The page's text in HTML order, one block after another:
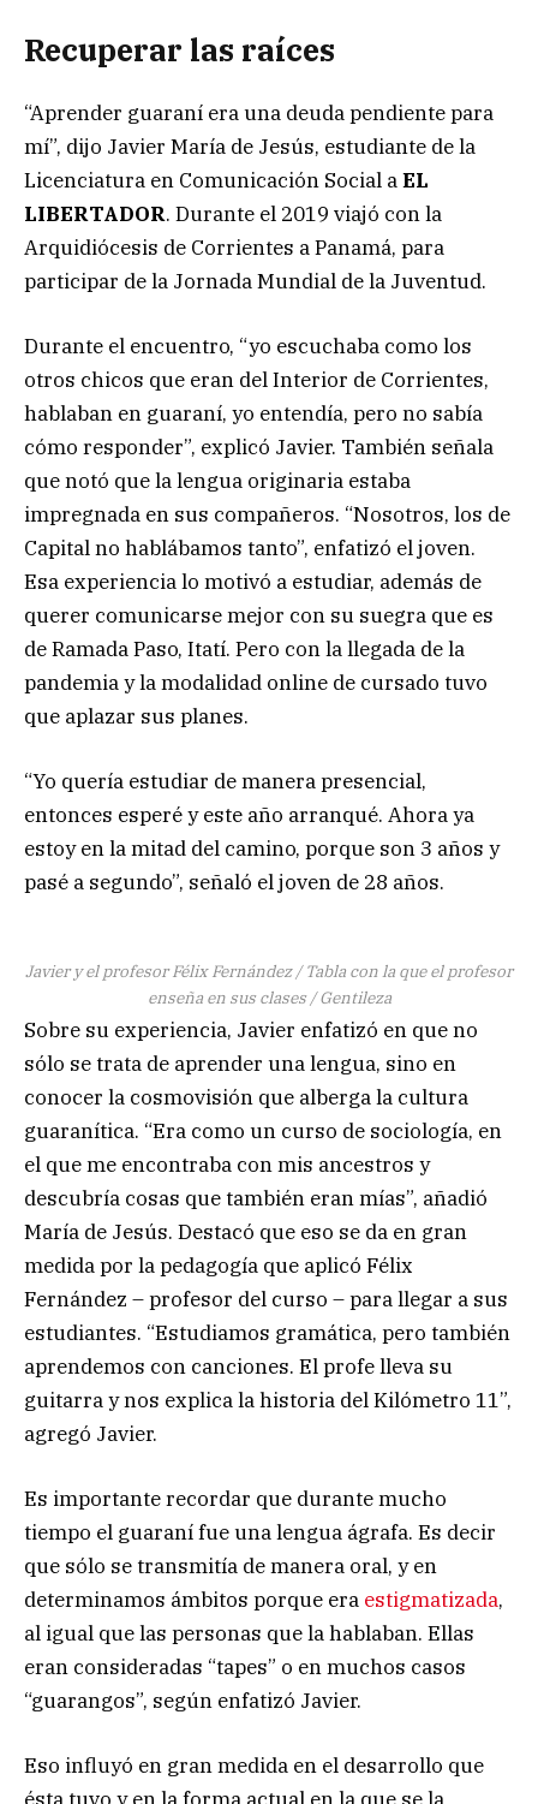
Recuperar las raíces
“Aprender guaraní era una deuda pendiente para
mí”, dijo Javier María de Jesús, estudiante de la
Licenciatura en Comunicación Social aEL
LIBERTADOR. Durante el 2019 viajó con la
Arquidiócesis de Corrientes a Panamá, para
participar de la Jornada Mundial de la Juventud.
Durante el encuentro, “yo escuchaba como los
otros chicos que eran del Interior de Corrientes,
hablaban en guaraní, yo entendía, pero no sabía
cómo responder”, explicó Javier. También señala
que notó que la lengua originaria estaba
impregnada en sus compañeros. “Nosotros, los de
Capital no hablábamos tanto”, enfatizó el joven.
Esa experiencia lo motivó a estudiar, además de
querer comunicarse mejor con su suegra que es
de Ramada Paso, Itatí. Pero con la llegada de la
pandemia y la modalidad online de cursado tuvo
que aplazar sus planes.
“Yo quería estudiar de manera presencial,
entonces esperé y este año arranqué. Ahora ya
estoy en la mitad del camino, porque son 3 años y
pasé a segundo”, señaló el joven de 28 años.
Javier y el profesor Félix Fernández / Tabla con la que el profesor
enseña en sus clases / Gentileza
Sobre su experiencia, Javier enfatizó en que no
sólo se trata de aprender una lengua, sino en
conocer la cosmovisión que alberga la cultura
guaranítica. “Era como un curso de sociología, en
el que me encontraba con mis ancestros y
descubría cosas que también eran mías”, añadió
María de Jesús. Destacó que eso se da en gran
medida por la pedagogía que aplicó Félix
Fernández – profesor del curso – para llegar a sus
estudiantes. “Estudiamos gramática, pero también
aprendemos con canciones. El profe lleva su
guitarra y nos explica la historia del Kilómetro 11”,
agregó Javier.
Es importante recordar que durante mucho
tiempo el guaraní fue una lengua ágrafa. Es decir
que sólo se transmitía de manera oral, y en
determinamos ámbitos porque era estigmatizada,
al igual que las personas que la hablaban. Ellas
eran consideradas “tapes” o en muchos casos
“guarangos”, según enfatizó Javier.
Eso influyó en gran medida en el desarrollo que